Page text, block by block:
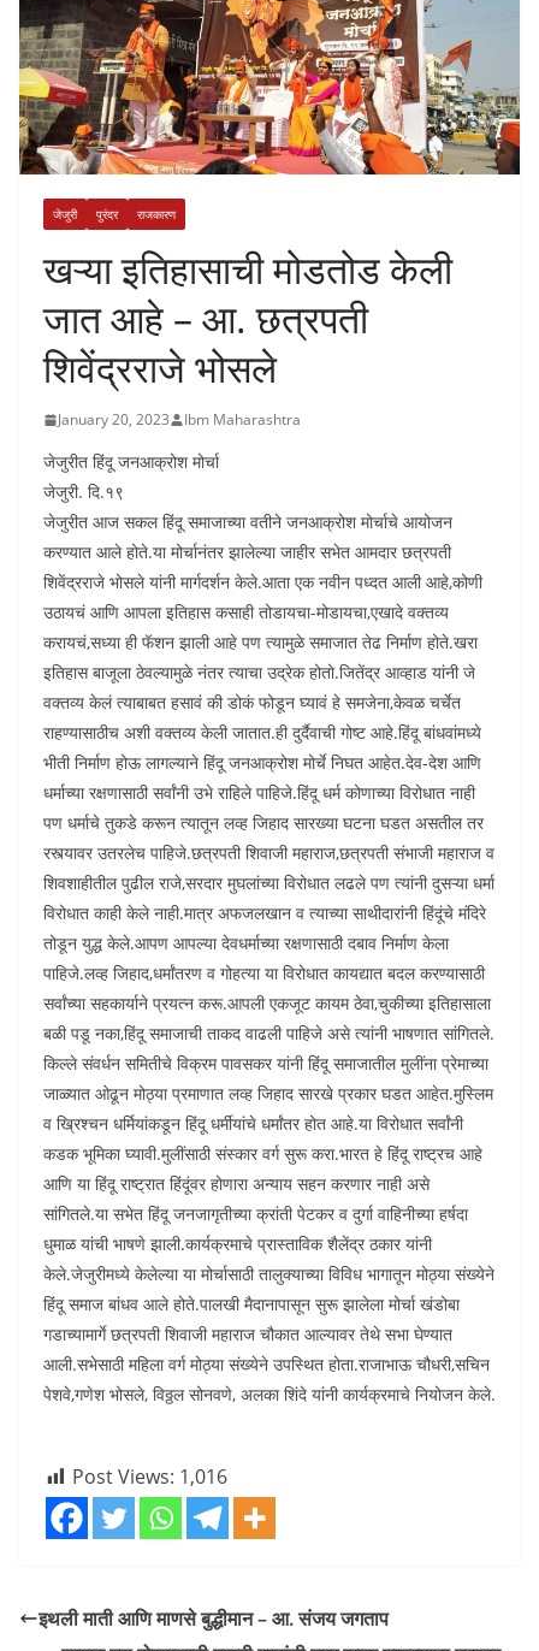
जेजुरी पुरंदर राजकारण
खऱ्या इतिहासाची मोडतोड केली
जात आहे – आ. छत्रपती
शिवेंद्रराजे भोसले
January 20, 2023 Ibm Maharashtra
जेजुरीत हिंदू जनआक्रोश मोर्चा
जेजुरी. दि.१९
जेजुरीत आज सकल हिंदू समाजाच्या वतीने जनआक्रोश मोर्चाचे आयोजन
करण्यात आले होते.या मोर्चानंतर झालेल्या जाहीर सभेत आमदार छत्रपती
शिवेंद्रराजे भोसले यांनी मार्गदर्शन केले.आता एक नवीन पध्दत आली आहे,कोणी
उठायचं आणि आपला इतिहास कसाही तोडायचा-मोडायचा,एखादे वक्तव्य
करायचं,सध्या ही फॅशन झाली आहे पण त्यामुळे समाजात तेढ निर्माण होते.खरा
इतिहास बाजूला ठेवल्यामुळे नंतर त्याचा उद्रेक होतो.जितेंद्र आव्हाड यांनी जे
वक्तव्य केलं त्याबाबत हसावं की डोकं फोडून घ्यावं हे समजेना,केवळ चर्चेत
राहण्यासाठीच अशी वक्तव्य केली जातात.ही दुर्दैवाची गोष्ट आहे.हिंदू बांधवांमध्ये
भीती निर्माण होऊ लागल्याने हिंदू जनआक्रोश मोर्चे निघत आहेत.देव-देश आणि
धर्माच्या रक्षणासाठी सर्वांनी उभे राहिले पाहिजे.हिंदू धर्म कोणाच्या विरोधात नाही
पण धर्माचे तुकडे करून त्यातून लव्ह जिहाद सारख्या घटना घडत असतील तर
रस्त्यावर उतरलेच पाहिजे.छत्रपती शिवाजी महाराज,छत्रपती संभाजी महाराज व
शिवशाहीतील पुढील राजे,सरदार मुघलांच्या विरोधात लढले पण त्यांनी दुसऱ्या धर्मा
विरोधात काही केले नाही.मात्र अफजलखान व त्याच्या साथीदारांनी हिंदूंचे मंदिरे
तोडून युद्ध केले.आपण आपल्या देवधर्माच्या रक्षणासाठी दबाव निर्माण केला
पाहिजे.लव्ह जिहाद,धर्मांतरण व गोहत्या या विरोधात कायद्यात बदल करण्यासाठी
सर्वांच्या सहकार्याने प्रयत्न करू.आपली एकजूट कायम ठेवा,चुकीच्या इतिहासाला
बळी पडू नका,हिंदू समाजाची ताकद वाढली पाहिजे असे त्यांनी भाषणात सांगितले.
किल्ले संवर्धन समितीचे विक्रम पावसकर यांनी हिंदू समाजातील मुलींना प्रेमाच्या
जाळ्यात ओढून मोठ्या प्रमाणात लव्ह जिहाद सारखे प्रकार घडत आहेत.मुस्लिम
व ख्रिश्चन धर्मियांकडून हिंदू धर्मीयांचे धर्मांतर होत आहे.या विरोधात सर्वांनी
कडक भूमिका घ्यावी.मुलींसाठी संस्कार वर्ग सुरू करा.भारत हे हिंदू राष्ट्रच आहे
आणि या हिंदू राष्ट्रात हिंदूंवर होणारा अन्याय सहन करणार नाही असे
सांगितले.या सभेत हिंदू जनजागृतीच्या क्रांती पेटकर व दुर्गा वाहिनीच्या हर्षदा
धुमाळ यांची भाषणे झाली.कार्यक्रमाचे प्रास्ताविक शैलेंद्र ठकार यांनी
केले.जेजुरीमध्ये केलेल्या या मोर्चासाठी तालुक्याच्या विविध भागातून मोठ्या संख्येने
हिंदू समाज बांधव आले होते.पालखी मैदानापासून सुरू झालेला मोर्चा खंडोबा
गडाच्यामार्गे छत्रपती शिवाजी महाराज चौकात आल्यावर तेथे सभा घेण्यात
आली.सभेसाठी महिला वर्ग मोठ्या संख्येने उपस्थित होता.राजाभाऊ चौधरी,सचिन
पेशवे,गणेश भोसले, विठ्ठल सोनवणे, अलका शिंदे यांनी कार्यक्रमाचे नियोजन केले.
Post Views: 1,016
इथली माती आणि माणसे बुद्धीमान – आ. संजय जगताप